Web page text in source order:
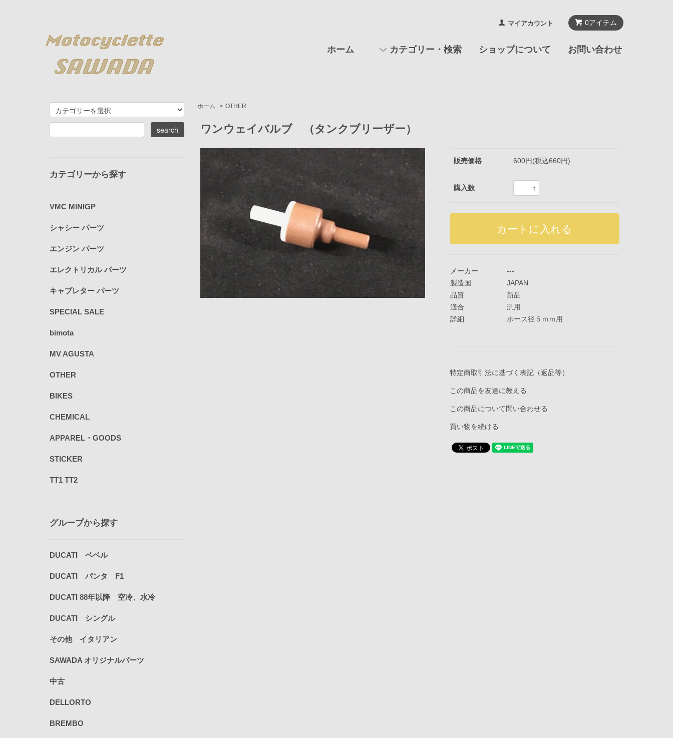
0アイテム
マイアカウント
ホーム カテゴリー・検索 ショップについて お問い合わせ
ホーム > OTHER
ワンウェイバルブ （タンクブリーザー）
販売価格 600円(税込660円)
購入数
メーカー
---
製造国
JAPAN
品質
新品
適合
汎用
詳細
ホース径５ｍｍ用
特定商取引法に基づく表記（返品等）
この商品を友達に教える
この商品について問い合わせる
買い物を続ける
カテゴリーから探す
VMC MINIGP
シャシー パーツ
エンジン パーツ
エレクトリカル パーツ
キャブレター パーツ
SPECIAL SALE
bimota
MV AGUSTA
OTHER
BIKES
CHEMICAL
APPAREL・GOODS
STICKER
TT1 TT2
グループから探す
DUCATI ベベル
DUCATI パンタ F1
DUCATI 88年以降 空冷、水冷
DUCATI シングル
その他 イタリアン
SAWADA オリジナルパーツ
中古
DELLORTO
BREMBO